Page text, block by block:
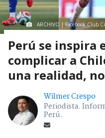
ARCHIVO | Facebook Club
Perú se inspira
complicar a
una realidad,
Wilmer Crespo
Periodista.
Perú.